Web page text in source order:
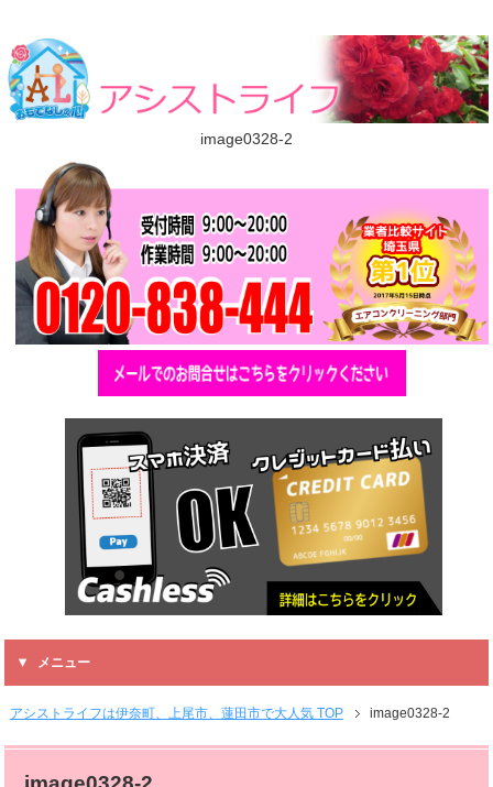
image0328-2
メニュー
アシストライフは伊奈町、上尾市、蓮田市で大人気 TOP image0328-2